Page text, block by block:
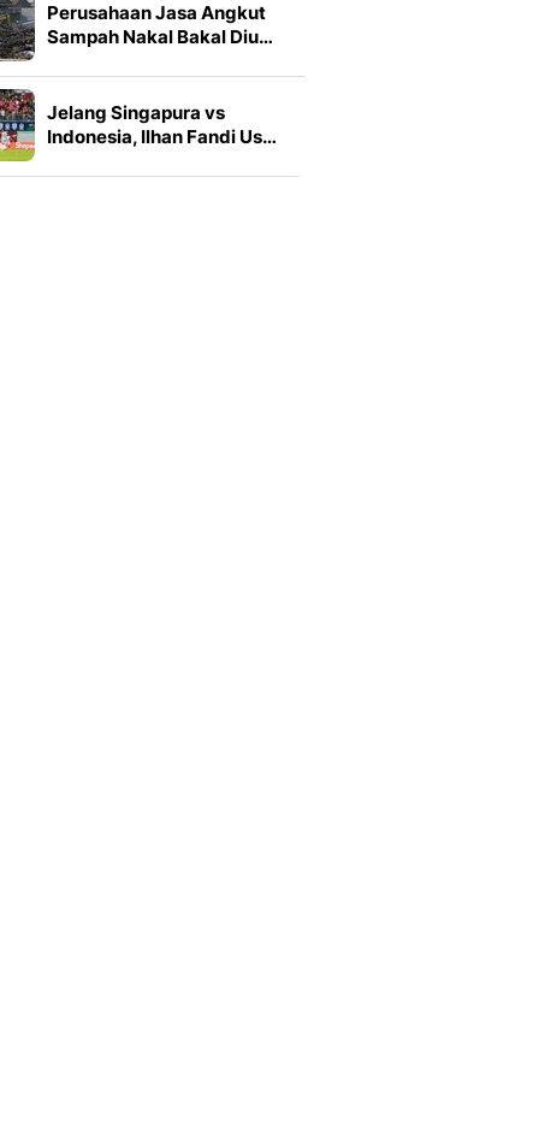
Perusahaan Jasa Angkut
Sampah Nakal Bakal Diu…
Jelang Singapura vs
Indonesia, Ilhan Fandi Us…